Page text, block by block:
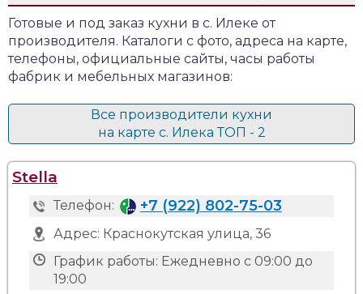
Готовые и под заказ кухни в с. Илеке от
производителя. Каталоги с фото, адреса на карте,
телефоны, официальные сайты, часы работы
фабрик и мебельных магазинов:
Все производители кухни
на карте с. Илека ТОП - 2
Stella
Телефон: +7 (922) 802-75-03
Адрес: Краснокутская улица, 36
График работы: Ежедневно с 09:00 до
19:00